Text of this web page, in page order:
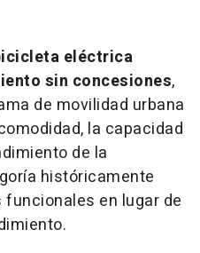
eléctrica
sin concesiones,
de movilidad urbana
la capacidad
de la
históricamente
en lugar de